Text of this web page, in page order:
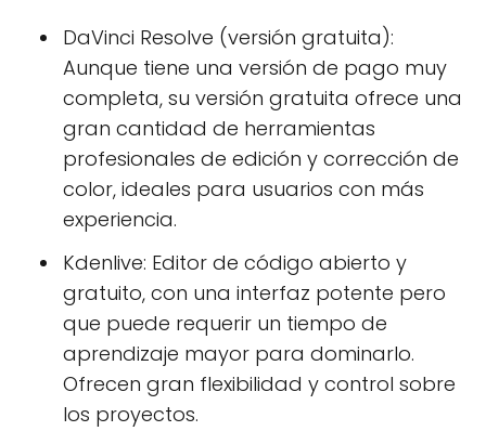
DaVinci Resolve (versión gratuita):
Aunque tiene una versión de pago muy
completa, su versión gratuita ofrece una
gran cantidad de herramientas
profesionales de edición y corrección de
color, ideales para usuarios con más
experiencia.
Kdenlive: Editor de código abierto y
gratuito, con una interfaz potente pero
que puede requerir un tiempo de
aprendizaje mayor para dominarlo.
Ofrecen gran flexibilidad y control sobre
los proyectos.